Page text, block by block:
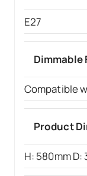
E27
Dimmable
Compatible
Product
H: 580mm D: